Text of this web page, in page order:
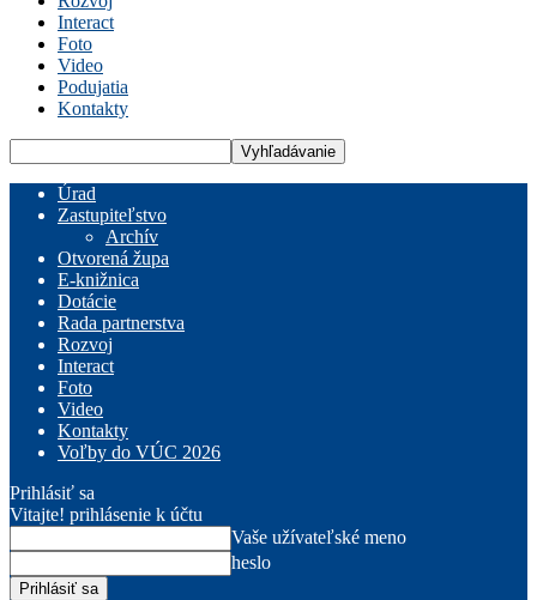
Interact
Foto
Video
Podujatia
Kontakty
Úrad
Zastupiteľstvo
Archív
Otvorená župa
E-knižnica
Dotácie
Rada partnerstva
Rozvoj
Interact
Foto
Video
Kontakty
Voľby do VÚC 2026
Prihlásiť sa
Vitajte! prihlásenie k účtu
Vaše užívateľské meno
heslo